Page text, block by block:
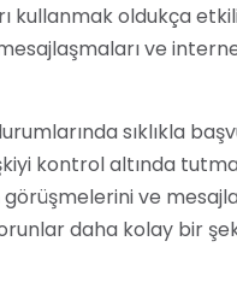
kullanmak oldukça
ve
sıklıkla
kontrol altında
ve
daha kolay bir